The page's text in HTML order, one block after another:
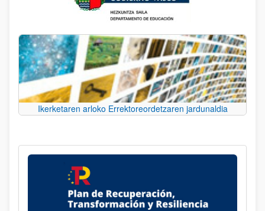
Ikerketaren arloko Errektoreordetzaren jardunaldia